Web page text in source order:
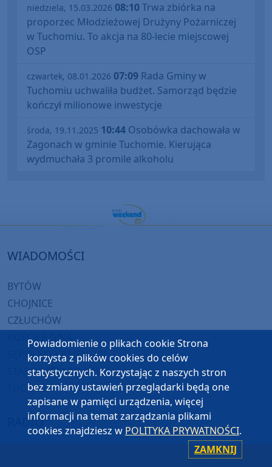
niedziela, 15.03.2026 08:10Trwa zbiórka na
proporzec Młodzieżowej Drużyny Pożarniczej
w Tuchomiu. To akcja na 80-lecie miejscowej
OSP
czwartek, 08.01.2026 07:09 Rada Gminy w
Tuchomiu uchwaliła budżet. Samorząd będzie
kończył milionowe inwestycje
środa, 19.11.2025 10:44 Osobówka dachowała w
Zagonach w gminie Tuchomie. Kierująca
wydmuchała 3 promile alkoholu
WIADOMOŚCI
BYTÓW
CHOJNICE
CZŁUCHÓW
KOŚCIERZYNA
SĘPÓLNO KRAJEŃSKIE
STAROGARD GDAŃSKI
TUCHOLA
RADIO
Powiadomienie o plikach cookie Strona
korzysta z plików cookies do celów
statystycznych. Korzystając z naszych stron
bez zmiany ustawień przeglądarki będą one
zapisane w pamięci urządzenia, więcej
informacji na temat zarządzania plikami
cookies znajdziesz w POLITYKA PRYWATNOŚCI.
ZAMKNIJ